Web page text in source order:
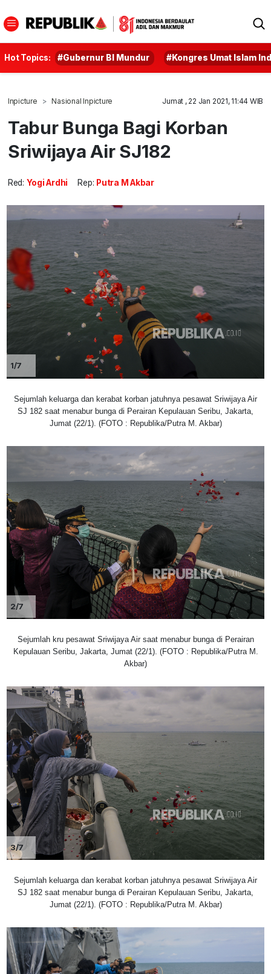
Hot Topics: #Gubernur BI Mundur #Kongres Umat Islam
Inpicture Nasional Inpicture Jumat , 22 Jan 2021, 11:44 WIB
Tabur Bunga Bagi Korban
Sriwijaya Air SJ182
Red: Yogi Ardhi Rep: Putra M Akbar
1/7
Sejumlah keluarga dan kerabat korban jatuhnya pesawat Sriwijaya Air
SJ 182 saat menabur bunga di Perairan Kepulauan Seribu, Jakarta,
Jumat (22/1). (FOTO : Republika/Putra M. Akbar)
2/7
Sejumlah kru pesawat Sriwijaya Air saat menabur bunga di Perairan
Kepulauan Seribu, Jakarta, Jumat (22/1). (FOTO : Republika/Putra M.
Akbar)
3/7
Sejumlah keluarga dan kerabat korban jatuhnya pesawat Sriwijaya Air
SJ 182 saat menabur bunga di Perairan Kepulauan Seribu, Jakarta,
Jumat (22/1). (FOTO : Republika/Putra M. Akbar)